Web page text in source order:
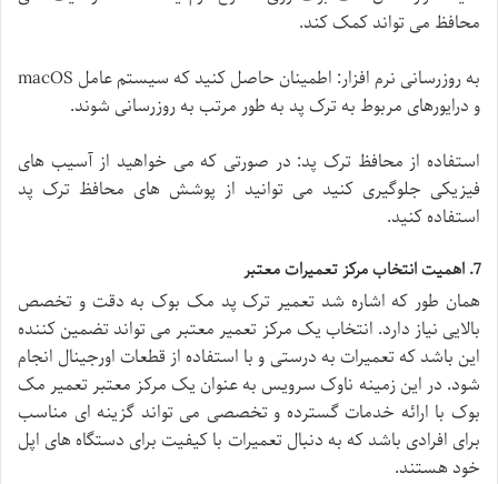
محافظ می تواند کمک کند.
به روزرسانی نرم افزار: اطمینان حاصل کنید که سیستم عامل macOS
و درایورهای مربوط به ترک پد به طور مرتب به روزرسانی شوند.
استفاده از محافظ ترک پد: در صورتی که می خواهید از آسیب های
فیزیکی جلوگیری کنید می توانید از پوشش های محافظ ترک پد
استفاده کنید.
7. اهمیت انتخاب مرکز تعمیرات معتبر
همان طور که اشاره شد تعمیر ترک پد مک بوک به دقت و تخصص
بالایی نیاز دارد. انتخاب یک مرکز تعمیر معتبر می تواند تضمین کننده
این باشد که تعمیرات به درستی و با استفاده از قطعات اورجینال انجام
شود. در این زمینه ناوک سرویس به عنوان یک مرکز معتبر تعمیر مک
بوک با ارائه خدمات گسترده و تخصصی می تواند گزینه ای مناسب
برای افرادی باشد که به دنبال تعمیرات با کیفیت برای دستگاه های اپل
خود هستند.